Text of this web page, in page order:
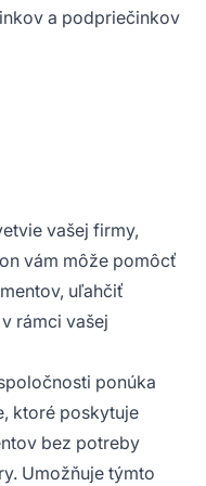
a podpriečinkov
vašej firmy,
vám môže pomôcť
uľahčiť
rámci vašej
ponúka
ktoré poskytuje
bez potreby
Umožňuje týmto